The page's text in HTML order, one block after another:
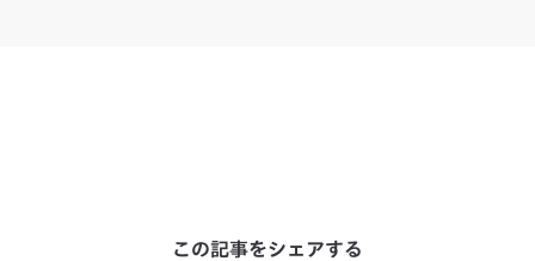
この記事をシェアする